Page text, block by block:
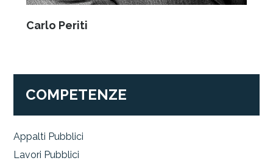
Carlo Periti
COMPETENZE
Appalti Pubblici
Lavori Pubblici